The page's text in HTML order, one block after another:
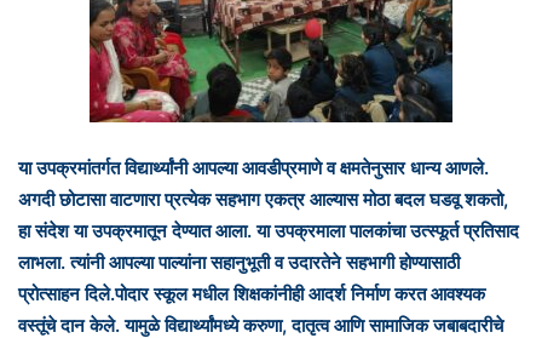
या उपक्रमांतर्गत विद्यार्थ्यांनी आपल्या आवडीप्रमाणे व क्षमतेनुसार धान्य आणले.
अगदी छोटासा वाटणारा प्रत्येक सहभाग एकत्र आल्यास मोठा बदल घडवू शकतो,
हा संदेश या उपक्रमातून देण्यात आला. या उपक्रमाला पालकांचा उत्स्फूर्त प्रतिसाद
लाभला. त्यांनी आपल्या पाल्यांना सहानुभूती व उदारतेने सहभागी होण्यासाठी
प्रोत्साहन दिले.पोदार स्कूल मधील शिक्षकांनीही आदर्श निर्माण करत आवश्यक
वस्तूंचे दान केले. यामुळे विद्यार्थ्यांमध्ये करुणा, दातृत्व आणि सामाजिक जबाबदारीचे